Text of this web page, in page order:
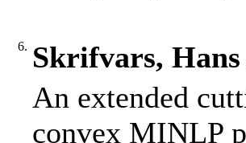
6. Skrifvars, Hans
An extended
convex MINLP